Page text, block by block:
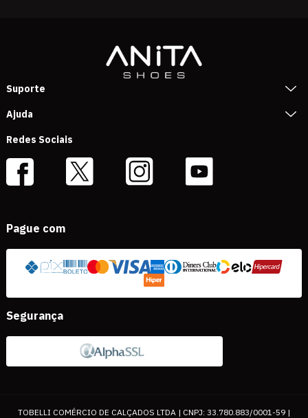
Suporte
Ajuda
Redes Sociais
Pague com
Segurança
TOBELLI COMÉRCIO DE CALÇADOS LTDA | CNPJ: 33.780.883/0001-59 |